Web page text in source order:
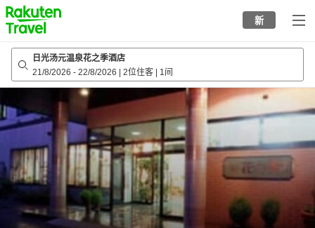
to
top
page
新
日光汤元温泉花之季酒店
21/8/2026 - 22/8/2026 2位住客 1间